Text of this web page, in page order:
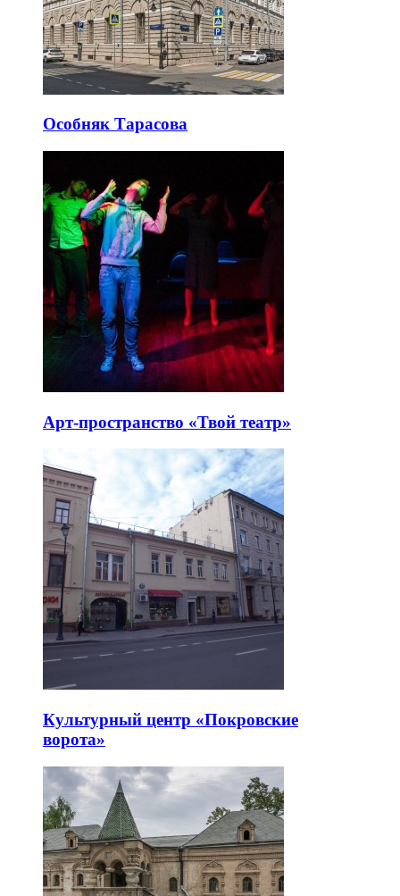
Особняк Тарасова
Арт-пространство «Твой театр»
Культурный центр «Покровские
ворота»